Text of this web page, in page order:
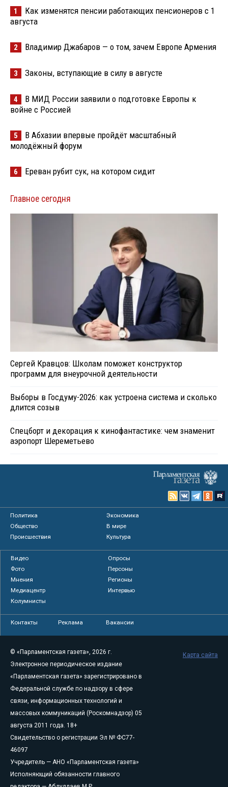
1
Как изменятся пенсии работающих пенсионеров с 1
августа
2 Владимир Джабаров — о том, зачем Европе Армения
3 Законы, вступающие в силу в августе
4
В МИД России заявили о подготовке Европы к
войне с Россией
5
В Абхазии впервые пройдёт масштабный
молодёжный форум
6 Ереван рубит сук, на котором сидит
Главное сегодня
Сергей Кравцов: Школам поможет конструктор
программ для внеурочной деятельности
Выборы в Госдуму-2026: как устроена система и сколько
длится созыв
Спецборт и декорация к кинофантастике: чем знаменит
аэропорт Шереметьево
Политика
Экономика
Общество
В мире
Происшествия
Культура
Видео
Опросы
Фото
Персоны
Мнения
Регионы
Медиацентр
Интервью
Колумнисты
Контакты Реклама Вакансии
© «Парламентская газета», 2026 г.
Электронное периодическое издание
«Парламентская газета» зарегистрировано в
Федеральной службе по надзору в сфере
связи, информационных технологий и
массовых коммуникаций (Роскомнадзор) 05
августа 2011 года. 18+
Свидетельство о регистрации Эл № ФС77-
46097
Учредитель — АНО «Парламентская газета»
Исполняющий обязанности главного
Карта сайта